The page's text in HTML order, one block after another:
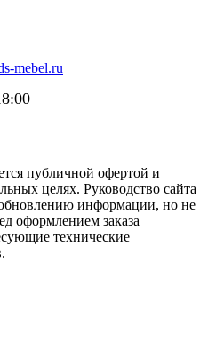
mebel.ru
публичной офертой и
целях. Руководство сайта
информации, но не
оформлением заказа
технические